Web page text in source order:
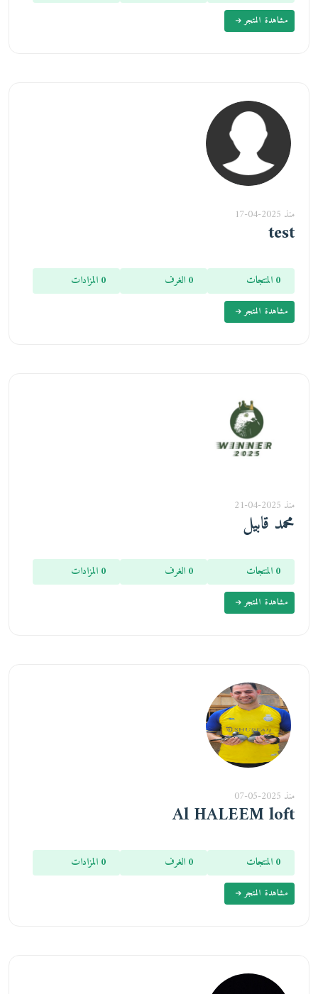
مشاهدة المتجر
منذ 2025-04-17
test
0 المنتجات 0 الغرف 0 المزادات
مشاهدة المتجر
منذ 2025-04-21
محمد قابيل
0 المنتجات 0 الغرف 0 المزادات
مشاهدة المتجر
منذ 2025-05-07
Al HALEEM loft
0 المنتجات 0 الغرف 0 المزادات
مشاهدة المتجر